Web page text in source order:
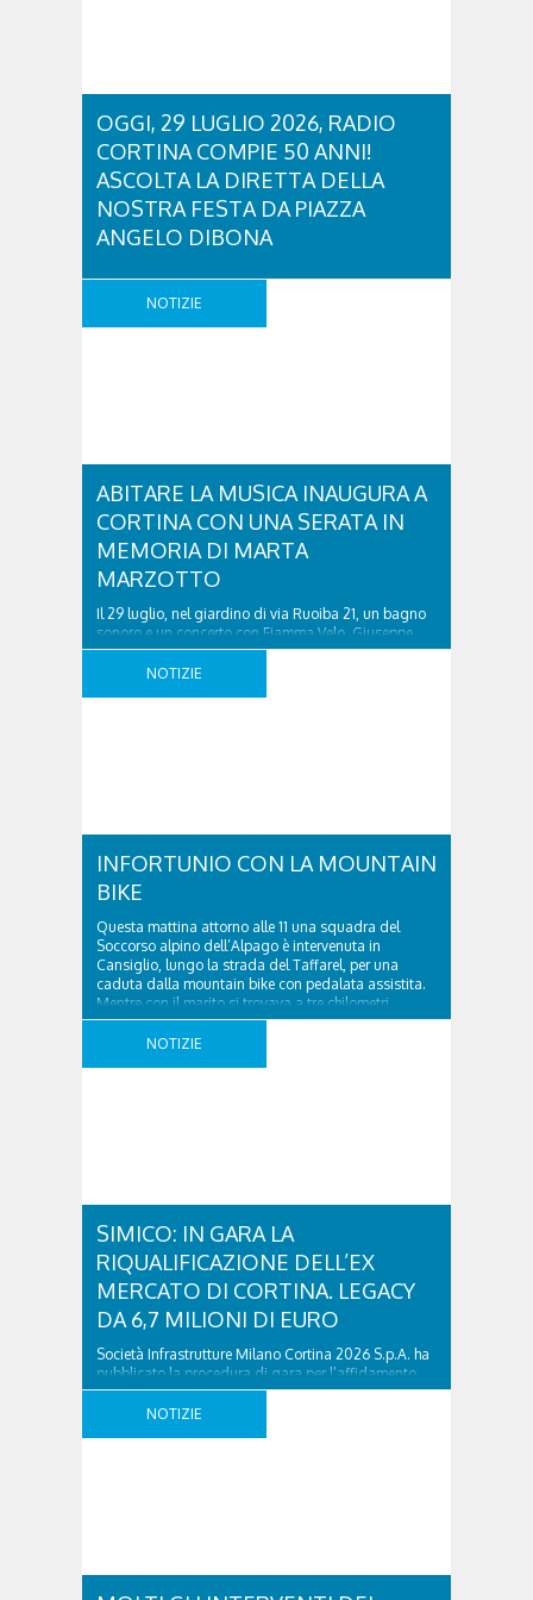
OGGI, 29 LUGLIO 2026, RADIO
CORTINA COMPIE 50 ANNI!
ASCOLTA LA DIRETTA DELLA
NOSTRA FESTA DA PIAZZA
ANGELO DIBONA
Ascolta la diretta della nostra Festa dal lettore
sottostante: OGGI, 29 LUGLIO 2026, RADIO
NOTIZIE
ABITARE LA MUSICA INAUGURA A
CORTINA CON UNA SERATA IN
MEMORIA DI MARTA
MARZOTTO
Il 29 luglio, nel giardino di via Ruoiba 21, un bagno
sonoro e un concerto con Fiamma Velo, Giuseppe
Locatello e Mirko Gragnato Mercoledì 29 luglio
2026 prende avvio a Cortina d’Ampezzo la prima
NOTIZIE
INFORTUNIO CON LA MOUNTAIN
BIKE
Questa mattina attorno alle 11 una squadra del
Soccorso alpino dell’Alpago è intervenuta in
Cansiglio, lungo la strada del Taffarel, per una
caduta dalla mountain bike con pedalata assistita.
Mentre con il marito si trovava a tre chilometri
dall’incrocio con la strada, che sale verso Malga
Mezzomiglio e a destra scende a Pian Osteria, nello
NOTIZIE
SIMICO: IN GARA LA
RIQUALIFICAZIONE DELL’EX
MERCATO DI CORTINA. LEGACY
DA 6,7 MILIONI DI EURO
Società Infrastrutture Milano Cortina 2026 S.p.A. ha
pubblicato la procedura di gara per l’affidamento
dei lavori relativi alla riqualificazione della Piazza Ex
Mercato nel Comune di Cortina d’Ampezzo.
NOTIZIE